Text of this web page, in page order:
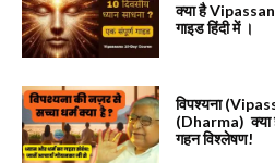
क्या है
गाइड हिंदी में ।
विपश्यना
(Dharma) क्या
गहन विश्लेषण!